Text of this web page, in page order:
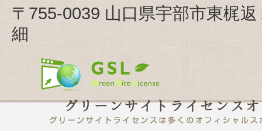
〒755-0039 山口県宇部市東梶
細